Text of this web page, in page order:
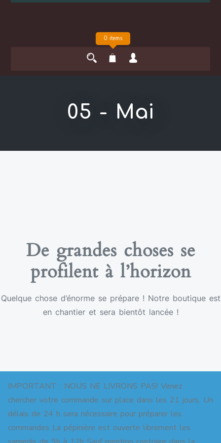
IMPORTANT : NOUS NE LIVRONS PAS! Venez
chercher votre commande sur place dans les 21 jours. Un
délais de 24 h sera nécessaire pour préparer les
commandes La pépinière est ouverte librement les
0 items
05 - Mai
De grandes choses se
profilent à l’horizon
Quelque chose d’énorme se prépare ! Notre boutique est
en chantier et sera bientôt lancée !
Copyright © 2026 Pépinière pour jardins-forêts. All